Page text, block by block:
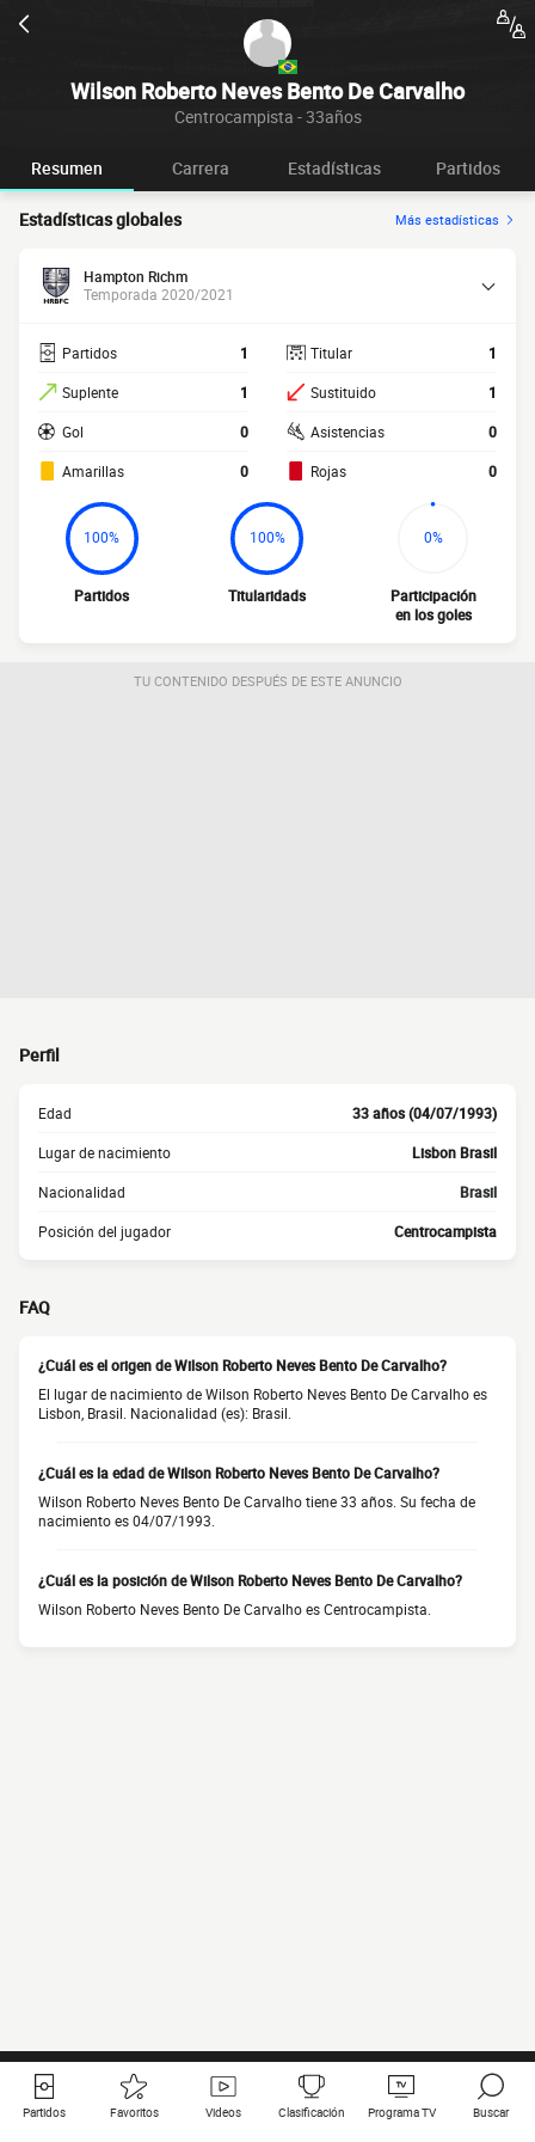
Wilson Roberto Neves Bento De Carvalho
Centrocampista - 33años
Resumen Carrera Estadísticas Partidos
Estadísticas globales Más estadísticas
Hampton Richm
Temporada 2020/2021
Partidos 1
Suplente 1
Gol 0
Amarillas 0
Titular 1
Sustituido 1
Asistencias 0
Rojas 0
100%
Partidos
100%
Titularidads
0%
Participación
en los goles
TU CONTENIDO DESPUÉS DE ESTE ANUNCIO
Perfil
Edad 33 años (04/07/1993)
Lugar de nacimiento Lisbon Brasil
Nacionalidad Brasil
Posición del jugador Centrocampista
FAQ
¿Cuál es el origen de Wilson Roberto Neves Bento De Carvalho?
El lugar de nacimiento de Wilson Roberto Neves Bento De Carvalho es
Lisbon, Brasil. Nacionalidad (es): Brasil.
¿Cuál es la edad de Wilson Roberto Neves Bento De Carvalho?
Wilson Roberto Neves Bento De Carvalho tiene 33 años. Su fecha de
nacimiento es 04/07/1993.
¿Cuál es la posición de Wilson Roberto Neves Bento De Carvalho?
Wilson Roberto Neves Bento De Carvalho es Centrocampista.
Partidos Favoritos Videos Clasificación Programa TV Buscar